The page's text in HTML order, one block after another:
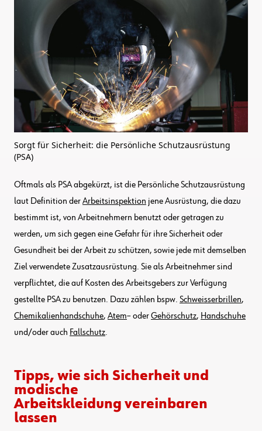
Sorgt für Sicherheit: die Persönliche Schutzausrüstung
(PSA)
Oftmals als PSA abgekürzt, ist die Persönliche Schutzausrüstung
laut Definition derArbeitsinspektion jene Ausrüstung, die dazu
bestimmt ist, von Arbeitnehmern benutzt oder getragen zu
werden, um sich gegen eine Gefahr für ihre Sicherheit oder
Gesundheit bei der Arbeit zu schützen, sowie jede mit demselben
Ziel verwendete Zusatzausrüstung. Sie als Arbeitnehmer sind
verpflichtet, die auf Kosten des Arbeitsgebers zur Verfügung
gestellte PSA zu benutzen. Dazu zählen bspw. Schweisserbrillen,
Chemikalienhandschuhe, Atem– oderGehörschutz, Handschuhe
und/oder auch Fallschutz.
Tipps, wie sich Sicherheit und
modische
Arbeitskleidung vereinbaren
lassen